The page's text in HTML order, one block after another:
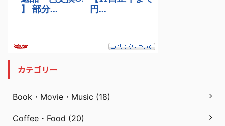
カテゴリー
Book・Movie・Music (18)
Coffee・Food (20)